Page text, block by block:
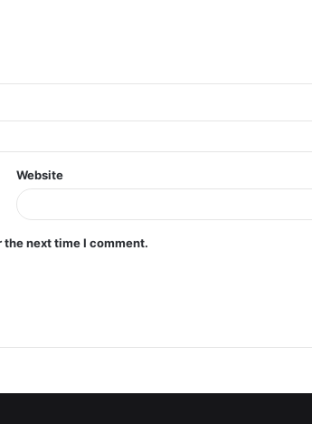
Website
next time I comment.